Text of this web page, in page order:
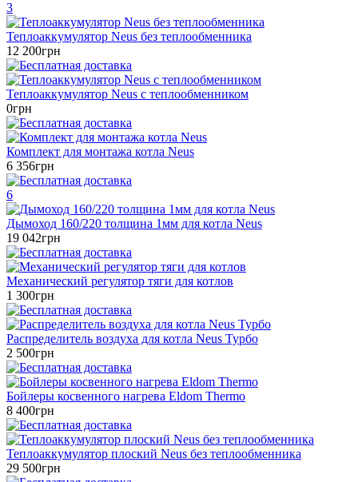
3
Теплоаккумулятор Neus без теплообменника
12 200грн
Теплоаккумулятор Neus c теплообменником
0грн
Комплект для монтажа котла Neus
6 356грн
6
Дымоход 160/220 толщина 1мм для котла Neus
19 042грн
Механический регулятор тяги для котлов
1 300грн
Распределитель воздуха для котла Neus Турбо
2 500грн
Бойлеры косвенного нагрева Eldom Thermo
8 400грн
Теплоаккумулятор плоский Neus без теплообменника
29 500грн